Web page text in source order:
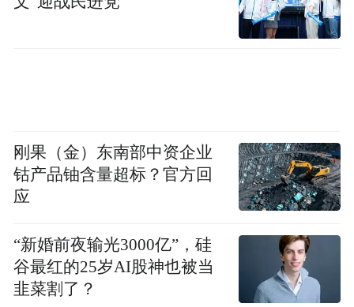
刚果（金）东南部中资企业
钴产品铀含量超标？官方回
应
“新婚前夜输光3000亿”，硅
谷最红的25岁AI股神也被当
韭菜割了？